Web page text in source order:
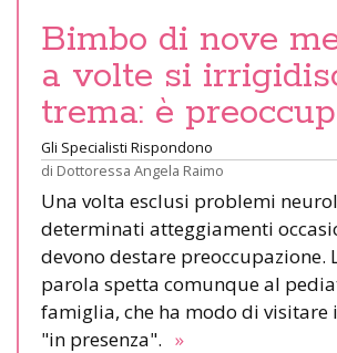
Bimbo di nove
a volte si
trema: è
Gli Specialisti Rispondono
di Dottoressa Angela Raimo
Una volta esclusi problemi
determinati atteggiamenti
devono destare preoccupazione.
parola spetta comunque al
famiglia, che ha modo di visitare
"in presenza". »